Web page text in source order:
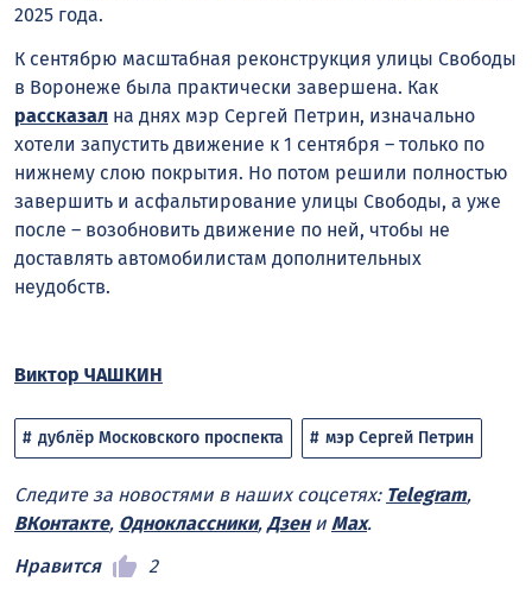
2025 года.
К сентябрю масштабная реконструкция улицы Свободы
в Воронеже была практически завершена. Как
рассказал на днях мэр Сергей Петрин, изначально
хотели запустить движение к 1 сентября – только по
нижнему слою покрытия. Но потом решили полностью
завершить и асфальтирование улицы Свободы, а уже
после – возобновить движение по ней, чтобы не
доставлять автомобилистам дополнительных
неудобств.
Виктор ЧАШКИН
дублёр Московского проспекта мэр Сергей Петрин
Следите за новостями в наших соцсетях: Telegram,
ВКонтакте, Одноклассники, Дзени Max.
Нравится
2